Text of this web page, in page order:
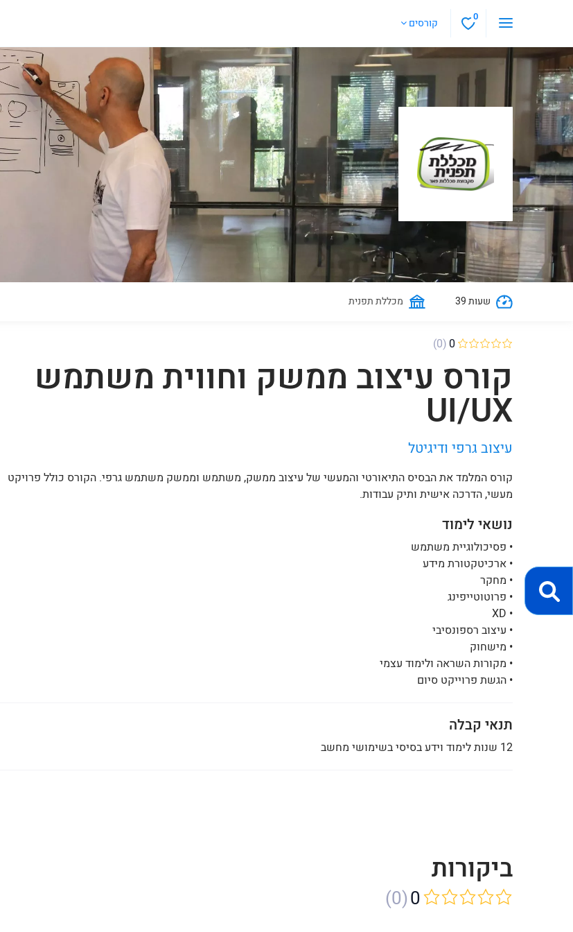
קורסים 0
מכללת תפנית 39 שעות
(0) 0
קורס עיצוב ממשק וחווית משתמש
UI/UX
עיצוב גרפי ודיגיטל
קורס המלמד את הבסיס התיאורטי והמעשי של עיצוב ממשק, משתמש וממשק משתמש גרפי. הקורס כולל פרויקט
מעשי, הדרכה אישית ותיק עבודות.
נושאי לימוד
• פסיכולוגיית משתמש
• ארכיטקטורת מידע
• מחקר
• פרוטוטייפינג
• XD
• עיצוב רספונסיבי
• מישחוק
• מקורות השראה ולימוד עצמי
• הגשת פרוייקט סיום
תנאי קבלה
12 שנות לימוד וידע בסיסי בשימושי מחשב
ביקורות
(0)0